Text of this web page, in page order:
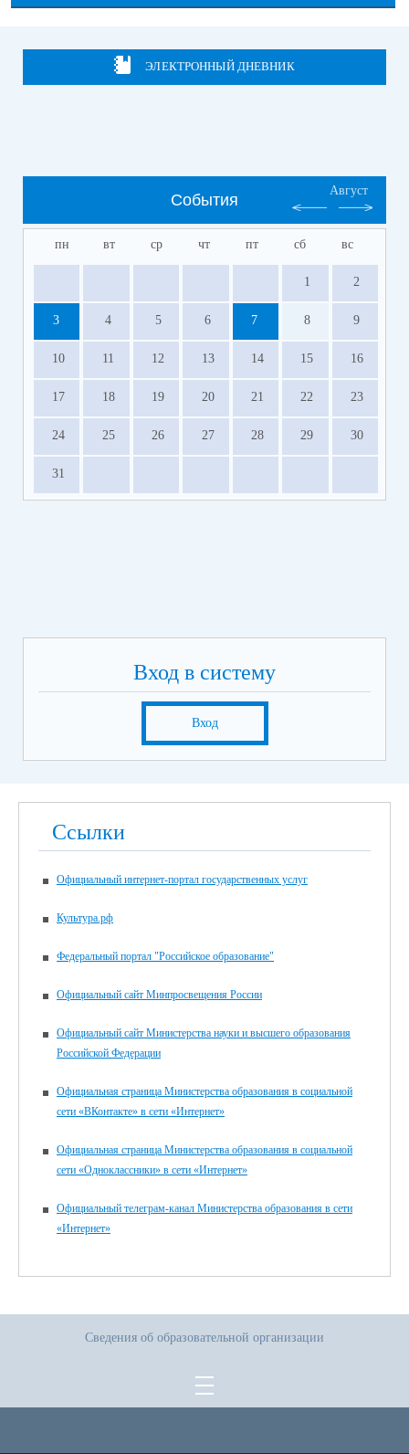
ЭЛЕКТРОННЫЙ ДНЕВНИК
События
Август
пн вт ср чт пт сб вс
1 2
3 4 5 6 7 8 9
10 11 12 13 14 15 16
17 18 19 20 21 22 23
24 25 26 27 28 29 30
31
Вход в систему
Вход
Ссылки
Официальный интернет-портал государственных услуг
Культура.рф
Федеральный портал "Российское образование"
Официальный сайт Минпросвещения России
Официальный сайт Министерства науки и высшего образования
Российской Федерации
Официальная страница Министерства образования в социальной
сети «ВКонтакте» в сети «Интернет»
Официальная страница Министерства образования в социальной
сети «Одноклассники» в сети «Интернет»
Официальный телеграм-канал Министерства образования в сети
«Интернет»
Сведения об образовательной организации